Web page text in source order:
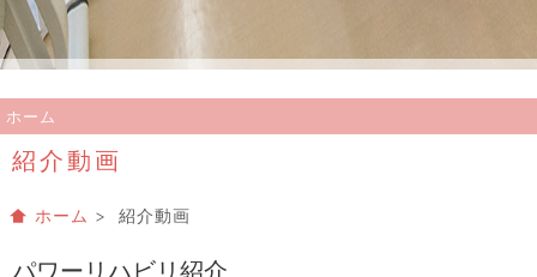
紹介動画
ホーム
ホーム > 紹介動画
パワーリハビリ紹介